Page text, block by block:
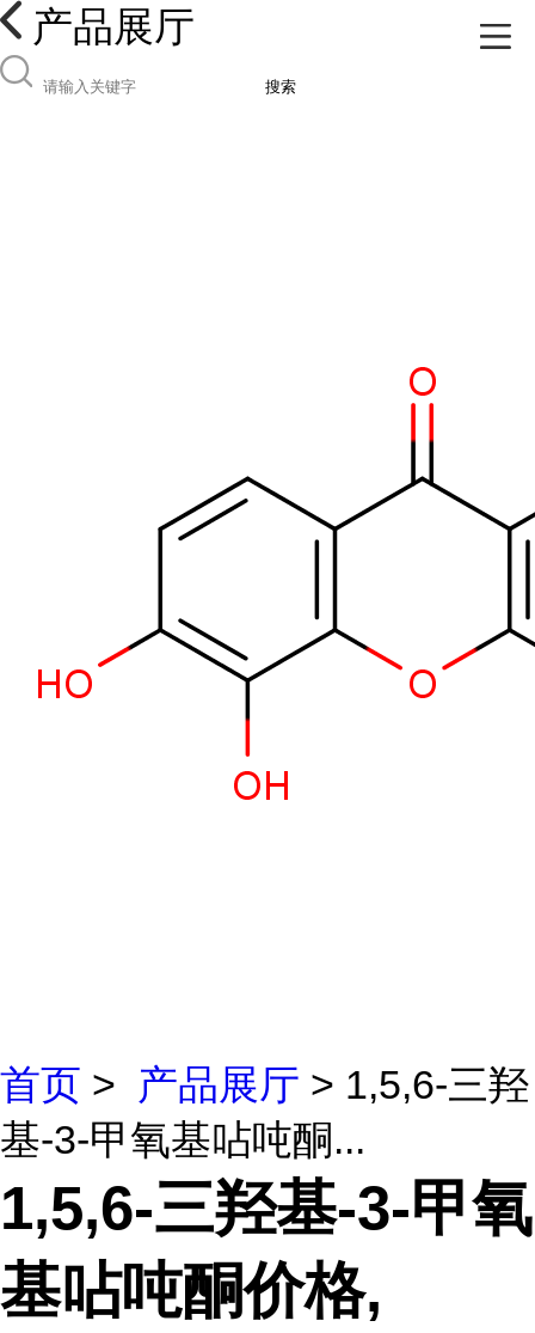
产品展厅
搜索
首页 > 产品展厅 > 1,5,6-三羟
基-3-甲氧基呫吨酮...
1,5,6-三羟基-3-甲氧
基呫吨酮价格,